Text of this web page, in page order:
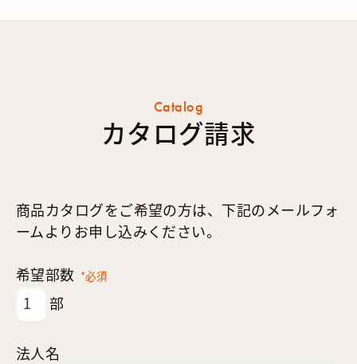
Catalog
カタログ請求
商品カタログをご希望の方は、下記のメールフォ
ームよりお申し込みください。
希望部数 *必須
部
法人名